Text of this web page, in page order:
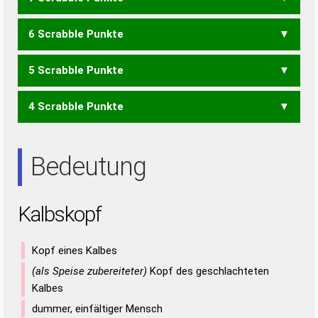
LOBS OPAS SOAP SOFA
ALF ALK ALP AOK APO
PAL POS ABOS BLAS BOAS LABS SALB
6 Scrabble Punkte
ABO BOA FAS LAB OBS
5 Scrabble Punkte
LOA LOS SOL
4 Scrabble Punkte
Bedeutung
Kalbskopf
Kopf eines Kalbes
(als Speise zubereiteter) Kopf des geschlachteten
Kalbes
dummer, einfältiger Mensch